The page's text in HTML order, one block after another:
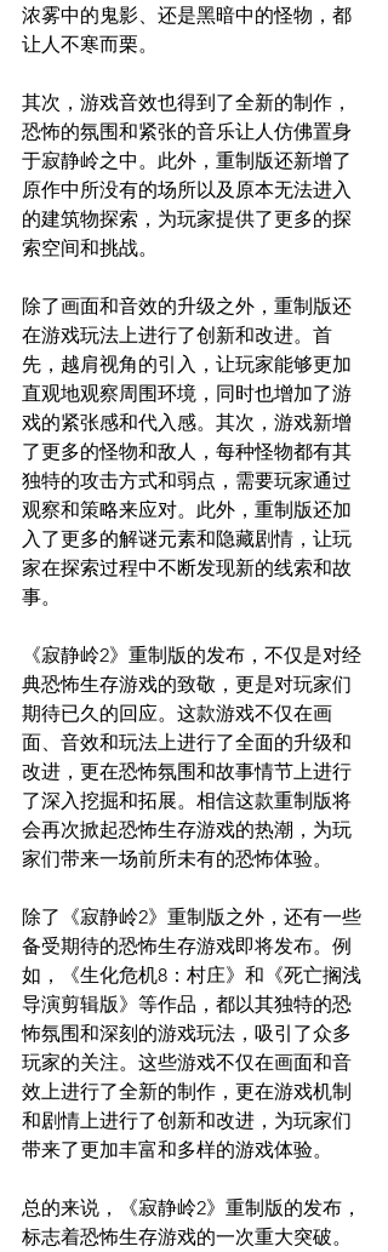
浓雾中的鬼影、还是黑暗中的怪物，都
让人不寒而栗。
其次，游戏音效也得到了全新的制作，
恐怖的氛围和紧张的音乐让人仿佛置身
于寂静岭之中。此外，重制版还新增了
原作中所没有的场所以及原本无法进入
的建筑物探索，为玩家提供了更多的探
索空间和挑战。
除了画面和音效的升级之外，重制版还
在游戏玩法上进行了创新和改进。首
先，越肩视角的引入，让玩家能够更加
直观地观察周围环境，同时也增加了游
戏的紧张感和代入感。其次，游戏新增
了更多的怪物和敌人，每种怪物都有其
独特的攻击方式和弱点，需要玩家通过
观察和策略来应对。此外，重制版还加
入了更多的解谜元素和隐藏剧情，让玩
家在探索过程中不断发现新的线索和故
事。
《寂静岭2》重制版的发布，不仅是对经
典恐怖生存游戏的致敬，更是对玩家们
期待已久的回应。这款游戏不仅在画
面、音效和玩法上进行了全面的升级和
改进，更在恐怖氛围和故事情节上进行
了深入挖掘和拓展。相信这款重制版将
会再次掀起恐怖生存游戏的热潮，为玩
家们带来一场前所未有的恐怖体验。
除了《寂静岭2》重制版之外，还有一些
备受期待的恐怖生存游戏即将发布。例
如，《生化危机8：村庄》和《死亡搁浅
导演剪辑版》等作品，都以其独特的恐
怖氛围和深刻的游戏玩法，吸引了众多
玩家的关注。这些游戏不仅在画面和音
效上进行了全新的制作，更在游戏机制
和剧情上进行了创新和改进，为玩家们
带来了更加丰富和多样的游戏体验。
总的来说，《寂静岭2》重制版的发布，
标志着恐怖生存游戏的一次重大突破。